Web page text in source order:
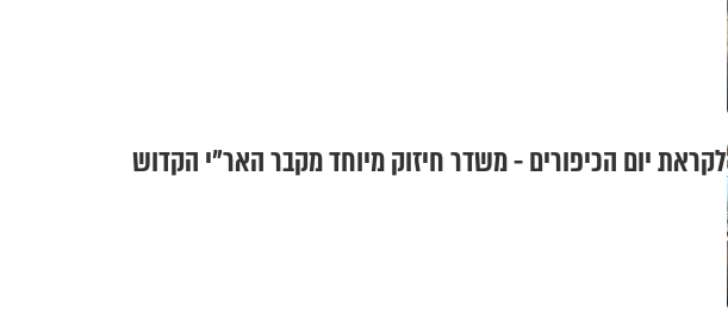
לקראת יום הכיפורים - משדר חיזוק מיוחד מקבר האר"י הקדוש